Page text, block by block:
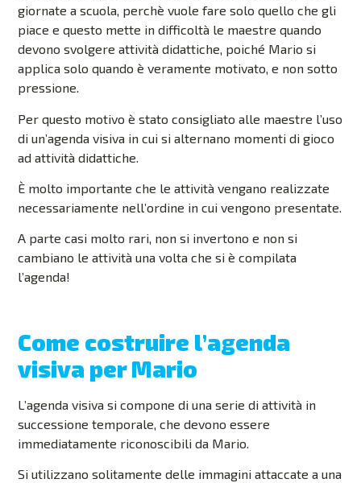
giornate a scuola, perchè vuole fare solo quello che gli
piace e questo mette in difficoltà le maestre quando
devono svolgere attività didattiche, poiché Mario si
applica solo quando è veramente motivato, e non sotto
pressione.
Per questo motivo è stato consigliato alle maestre l’uso
di un’agenda visiva in cui si alternano momenti di gioco
ad attività didattiche.
È molto importante che le attività vengano realizzate
necessariamente nell’ordine in cui vengono presentate.
A parte casi molto rari, non si invertono e non si
cambiano le attività una volta che si è compilata
l’agenda!
Come costruire l’agenda
visiva per Mario
L’agenda visiva si compone di una serie di attività in
successione temporale, che devono essere
immediatamente riconoscibili da Mario.
Si utilizzano solitamente delle immagini attaccate a una